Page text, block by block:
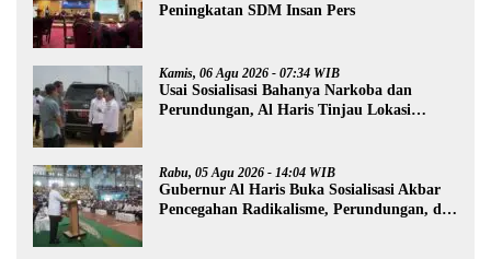
Peningkatan SDM Insan Pers
Kamis, 06 Agu 2026 - 07:34 WIB
Usai Sosialisasi Bahanya Narkoba dan
Perundungan, Al Haris Tinjau Lokasi
Rabu, 05 Agu 2026 - 14:04 WIB
Gubernur Al Haris Buka Sosialisasi Akbar
Pencegahan Radikalisme, Perundungan, dan